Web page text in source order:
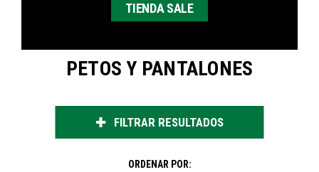
TIENDA SALE
PETOS Y PANTALONES
FILTRAR RESULTADOS
ORDENAR POR: